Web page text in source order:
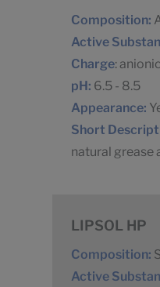
Composition:
Active
Charge: anionic
pH: 6.5 - 8.5
Appearance:
Short
natural grease
LIPSOL HP
Composition:
Active